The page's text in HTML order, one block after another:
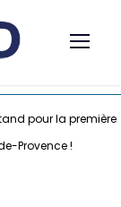
pour la première
Provence !